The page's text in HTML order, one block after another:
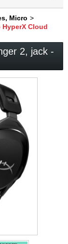
Micro >
Cloud
2, jack -